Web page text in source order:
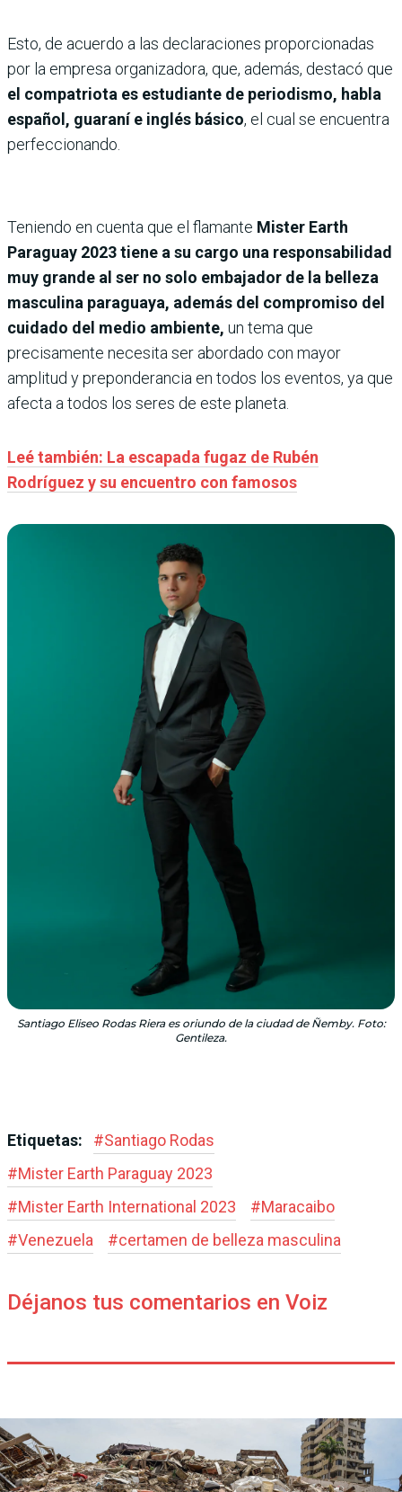
Esto, de acuerdo a las declaraciones proporcionadas
por la empresa organizadora, que, además, destacó que
el compatriota es estudiante de periodismo, habla
español, guaraní e inglés básico, el cual se encuentra
perfeccionando.
Teniendo en cuenta que el flamante Mister Earth
Paraguay 2023 tiene a su cargo una responsabilidad
muy grande al ser no solo embajador de la belleza
masculina paraguaya, además del compromiso del
cuidado del medio ambiente, un tema que
precisamente necesita ser abordado con mayor
amplitud y preponderancia en todos los eventos, ya que
afecta a todos los seres de este planeta.
Leé también: La escapada fugaz de Rubén
Rodríguez y su encuentro con famosos
Santiago Eliseo Rodas Riera es oriundo de la ciudad de Ñemby. Foto:
Gentileza.
Etiquetas: #Santiago Rodas
#Mister Earth Paraguay 2023
#Mister Earth International 2023 #Maracaibo
#Venezuela #certamen de belleza masculina
Déjanos tus comentarios en Voiz